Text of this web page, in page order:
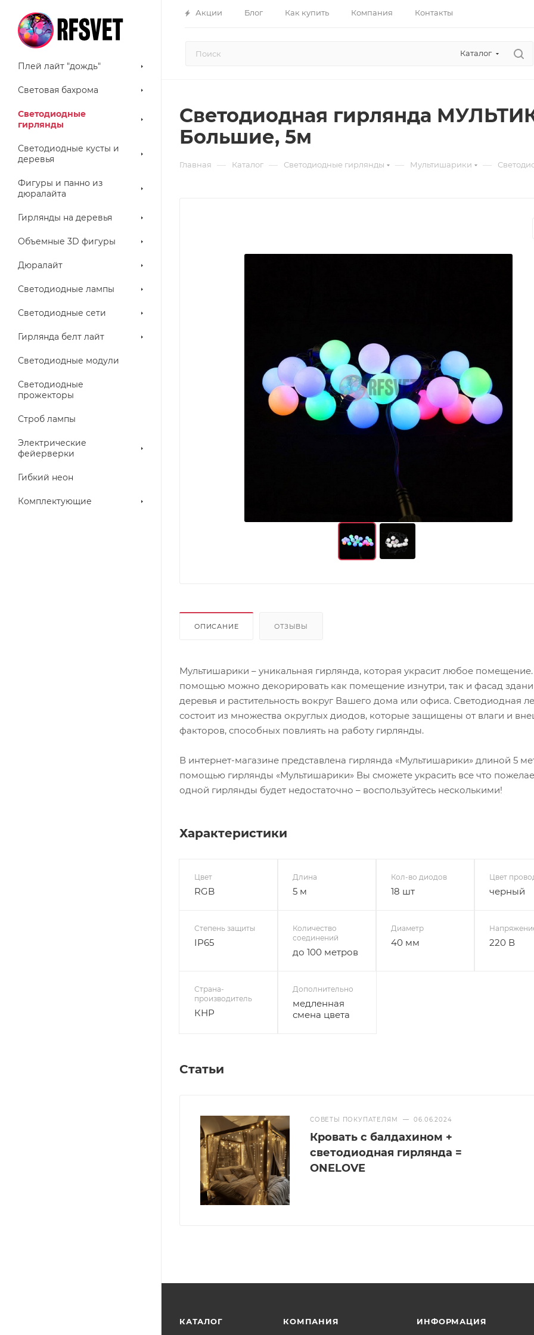
Акции Блог Как купить Компания Контакты
Каталог
Плей лайт "дождь"
Световая бахрома
Светодиодные
гирлянды
Светодиодные кусты и
деревья
Фигуры и панно из
дюралайта
Гирлянды на деревья
Объемные 3D фигуры
Дюралайт
Светодиодные лампы
Светодиодные сети
Гирлянда белт лайт
Светодиодные модули
Светодиодные
прожекторы
Строб лампы
Электрические
фейерверки
Гибкий неон
Комплектующие
Светодиодная гирлянда
Большие, 5м
Главная — Каталог — Светодиодные гирлянды — Мультишарики —
ОПИСАНИЕ ОТЗЫВЫ
Мультишарики – уникальная гирлянда, которая украсит любое
помощью можно декорировать как помещение изнутри, так и фасад
деревья и растительность вокруг Вашего дома или офиса. Светодиодная
состоит из множества округлых диодов, которые защищены от влаги и
факторов, способных повлиять на работу гирлянды.
В интернет-магазине представлена гирлянда «Мультишарики» длиной 5
помощью гирлянды «Мультишарики» Вы сможете украсить все что
одной гирлянды будет недостаточно – воспользуйтесь несколькими!
Характеристики
Цвет
RGB
Длина
5 м
Кол-во диодов
18 шт
Цвет
черный
Степень защиты
IP65
Количество
соединений
до 100 метров
Диаметр
40 мм 220 В
Страна-
производитель
КНР
Дополнительно
медленная
смена цвета
Статьи
СОВЕТЫ ПОКУПАТЕЛЯМ — 06.06.2024
Кровать с балдахином +
светодиодная гирлянда =
ONELOVE
КАТАЛОГ КОМПАНИЯ ИНФОРМАЦИЯ